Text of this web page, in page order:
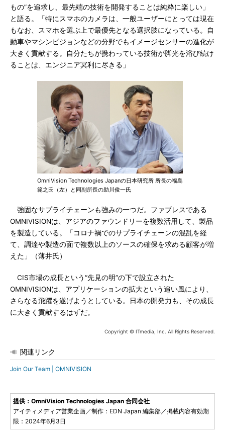
もの”を追求し、最先端の技術を開発することは純粋に楽しい」
と語る。「特にスマホのカメラは、一般ユーザーにとっては現在
もなお、スマホを選ぶ上で最優先となる選択肢になっている。自
動車やマシンビジョンなどの分野でもイメージセンサーの進化が
大きく貢献する。自分たちが携わっている技術が脚光を浴び続け
ることは、エンジニア冥利に尽きる」
OmniVision Technologies Japanの日本研究所 所長の福島
範之氏（左）と同副所長の助川俊一氏
強固なサプライチェーンも強みの一つだ。ファブレスである
OMNIVISIONは、アジアのファウンドリーを複数活用して、製品
を製造している。「コロナ禍でのサプライチェーンの混乱を経
て、調達や製造の面で複数以上のソースの確保を求める顧客が増
えた」（薄井氏）
CIS市場の成長という“先見の明”の下で設立された
OMNIVISIONは、アプリケーションの拡大という追い風により、
さらなる飛躍を遂げようとしている。日本の開発力も、その成長
に大きく貢献するはずだ。
Copyright © ITmedia, Inc. All Rights Reserved.
関連リンク
Join Our Team | OMNIVISION
提供：OmniVision Technologies Japan 合同会社
アイティメディア営業企画／制作：EDN Japan 編集部／掲載内容有効期
限：2024年6月3日